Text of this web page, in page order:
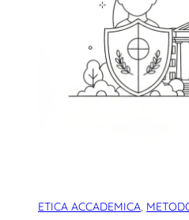
ETICA ACCADEMICA,